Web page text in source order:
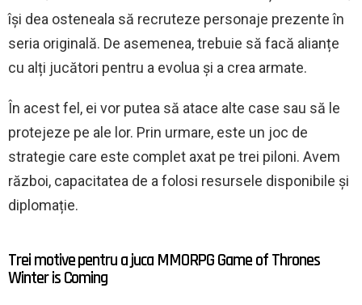
își dea osteneala să recruteze personaje prezente în
seria originală. De asemenea, trebuie să facă alianțe
cu alți jucători pentru a evolua și a crea armate.
În acest fel, ei vor putea să atace alte case sau să le
protejeze pe ale lor. Prin urmare, este un joc de
strategie care este complet axat pe trei piloni. Avem
război, capacitatea de a folosi resursele disponibile și
diplomație.
Trei motive pentru a juca MMORPG Game of Thrones
Winter is Coming